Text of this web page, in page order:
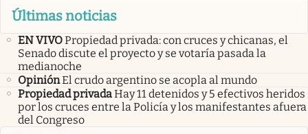
Últimas noticias
EN VIVOPropiedad privada: con cruces y chicanas, el
Senado discute el proyecto y se votaría pasada la
medianoche
OpiniónEl crudo argentino se acopla al mundo
Propiedad privadaHay 11 detenidos y 5 efectivos heridos
por los cruces entre la Policía y los manifestantes afuera
del Congreso